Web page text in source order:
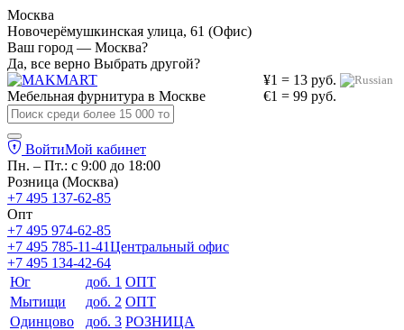
Москва
Новочерёмушкинская улица, 61 (Офис)
Ваш город — Москва?
Да, все верно Выбрать другой?
¥1 = 13 руб.
€1 = 99 руб.
Мебельная фурнитура в Москве
ВойтиМой кабинет
Пн. – Пт.: с 9:00 до 18:00
Розница (Москва)
+7 495 137-62-85
Опт
+7 495 974-62-85
+7 495 785-11-41Центральный офис
+7 495 134-42-64
Юг
доб. 1 ОПТ
Мытищи
доб. 2 ОПТ
Одинцово
доб. 3 РОЗНИЦА